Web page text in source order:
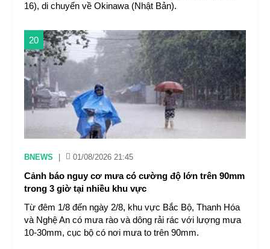
16), di chuyển về Okinawa (Nhật Bản).
20
BNEWS 01/08/2026 21:45
Cảnh báo nguy cơ mưa có cường độ lớn trên 90mm
trong 3 giờ tại nhiều khu vực
Từ đêm 1/8 đến ngày 2/8, khu vực Bắc Bộ, Thanh Hóa
và Nghệ An có mưa rào và dông rải rác với lượng mưa
10-30mm, cục bộ có nơi mưa to trên 90mm.